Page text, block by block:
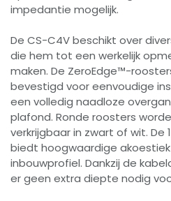
impedantie mogelijk.
De CS-C4V beschikt over
die hem tot een werkelijk
maken. De ZeroEdge™-
bevestigd voor eenvoudige
een volledig naadloze
plafond. Ronde roosters
verkrijgbaar in zwart of wit. De
biedt hoogwaardige
inbouwprofiel. Dankzij de
er geen extra diepte nodig